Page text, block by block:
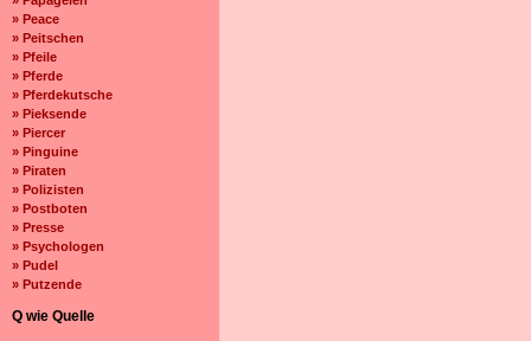
» Peace
» Peitschen
» Pfeile
» Pferde
» Pferdekutsche
» Pieksende
» Piercer
» Pinguine
» Piraten
» Polizisten
» Postboten
» Presse
» Psychologen
» Pudel
» Putzende
Q wie Quelle